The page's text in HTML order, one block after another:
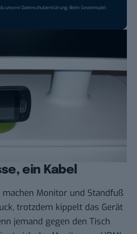
unsere Datenschutzerklärung. Beim Gewinnspiel
ein Kabel
Monitor und Standfuß
trotzdem kippelt das Gerät
jemand gegen den Tisch